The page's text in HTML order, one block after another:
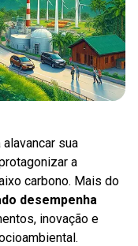
sua
a
carbono. Mais do
desempenha
inovação e